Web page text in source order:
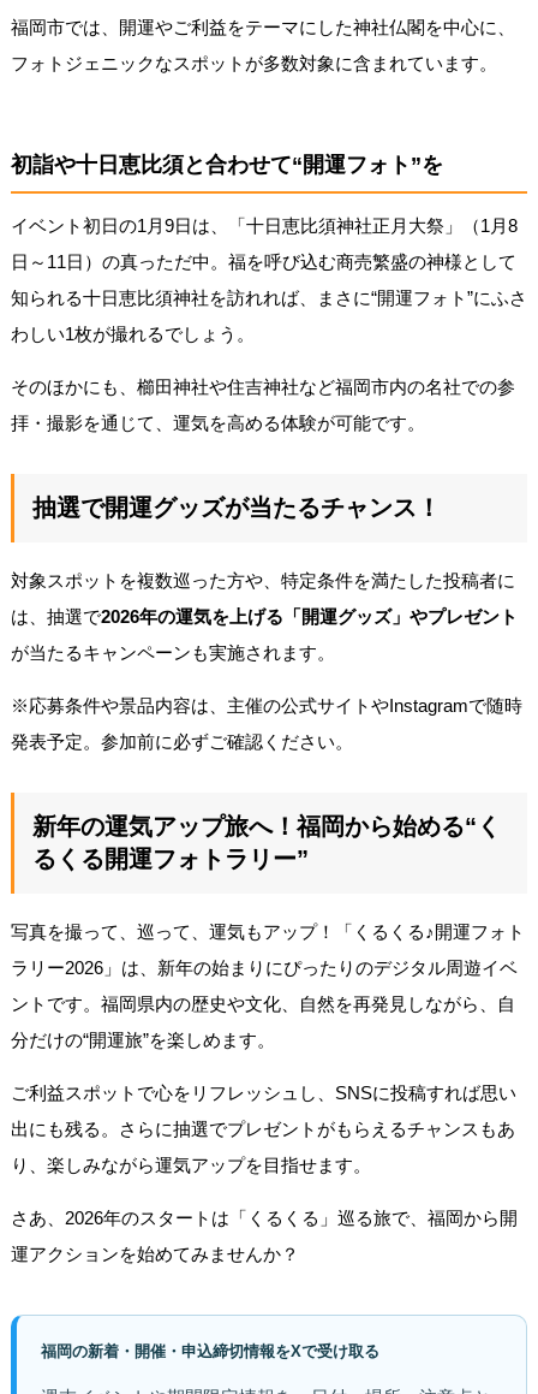
福岡市では、開運やご利益をテーマにした神社仏閣を中心に、
フォトジェニックなスポットが多数対象に含まれています。
初詣や十日恵比須と合わせて“開運フォト”を
イベント初日の1月9日は、「十日恵比須神社正月大祭」（1月8
日～11日）の真っただ中。福を呼び込む商売繁盛の神様として
知られる十日恵比須神社を訪れれば、まさに“開運フォト”にふさ
わしい1枚が撮れるでしょう。
そのほかにも、櫛田神社や住吉神社など福岡市内の名社での参
拝・撮影を通じて、運気を高める体験が可能です。
抽選で開運グッズが当たるチャンス！
対象スポットを複数巡った方や、特定条件を満たした投稿者に
は、抽選で2026年の運気を上げる「開運グッズ」やプレゼント
が当たるキャンペーンも実施されます。
※応募条件や景品内容は、主催の公式サイトやInstagramで随時
発表予定。参加前に必ずご確認ください。
新年の運気アップ旅へ！福岡から始める“く
るくる開運フォトラリー”
写真を撮って、巡って、運気もアップ！「くるくる♪開運フォト
ラリー2026」は、新年の始まりにぴったりのデジタル周遊イベ
ントです。福岡県内の歴史や文化、自然を再発見しながら、自
分だけの“開運旅”を楽しめます。
ご利益スポットで心をリフレッシュし、SNSに投稿すれば思い
出にも残る。さらに抽選でプレゼントがもらえるチャンスもあ
り、楽しみながら運気アップを目指せます。
さあ、2026年のスタートは「くるくる」巡る旅で、福岡から開
運アクションを始めてみませんか？
福岡の新着・開催・申込締切情報をXで受け取る